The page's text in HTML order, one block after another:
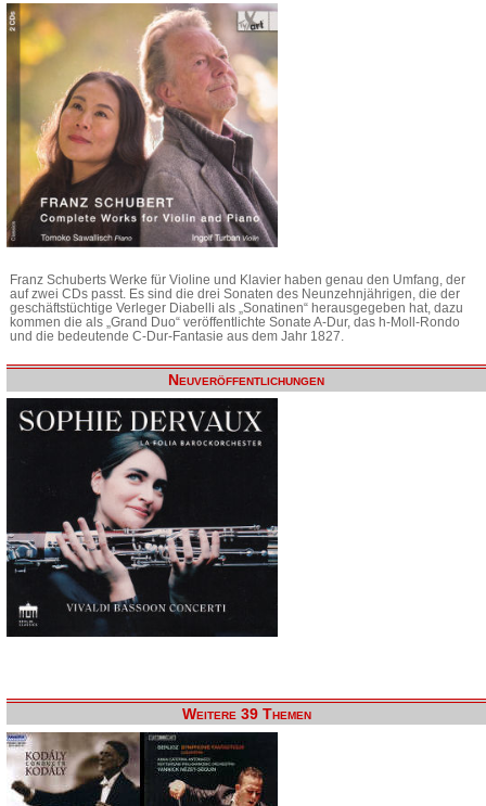
Franz Schuberts Werke für Violine und Klavier haben genau den Umfang, der
auf zwei CDs passt. Es sind die drei Sonaten des Neunzehnjährigen, die der
geschäftstüchtige Verleger Diabelli als „Sonatinen“ herausgegeben hat, dazu
kommen die als „Grand Duo“ veröffentlichte Sonate A-Dur, das h-Moll-Rondo
und die bedeutende C-Dur-Fantasie aus dem Jahr 1827.
Neuveröffentlichungen
Weitere 39 Themen